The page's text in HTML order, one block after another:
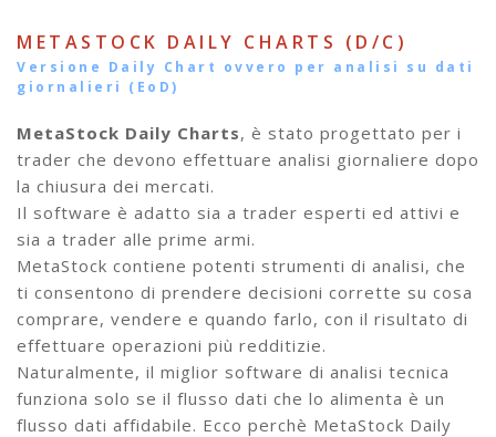
METASTOCK DAILY CHARTS (D/C)
Versione Daily Chart ovvero per analisi su dati
giornalieri (EoD)
MetaStock Daily Charts, è stato progettato per i
trader che devono effettuare analisi giornaliere dopo
la chiusura dei mercati.
Il software è adatto sia a trader esperti ed attivi e
sia a trader alle prime armi.
MetaStock contiene potenti strumenti di analisi, che
ti consentono di prendere decisioni corrette su cosa
comprare, vendere e quando farlo, con il risultato di
effettuare operazioni più redditizie.
Naturalmente, il miglior software di analisi tecnica
funziona solo se il flusso dati che lo alimenta è un
flusso dati affidabile. Ecco perchè MetaStock Daily